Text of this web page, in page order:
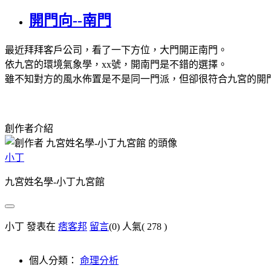
開門向--南門
最近拜拜客戶公司，看了一下方位，大門開正南門。
依九宮的環境氣象學，xx號，開南門是不錯的選擇。
雖不知對方的風水佈置是不是同一門派，但卻很符合九宮的開
創作者介紹
小丁
九宮姓名學-小丁九宮館
小丁 發表在 痞客邦 留言(0) 人氣( 278 )
個人分類： 命理分析